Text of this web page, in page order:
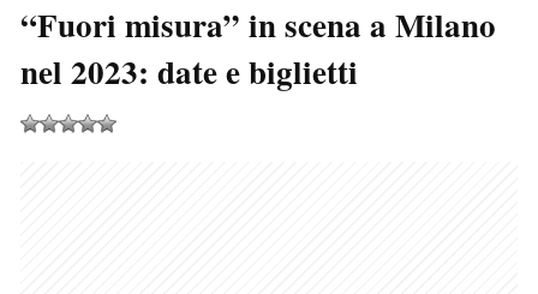
“Fuori misura” in scena a Milano
nel 2023: date e biglietti